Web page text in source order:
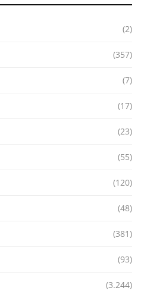
(2)
(357)
(7)
(17)
(23)
(55)
(120)
(48)
(381)
(93)
(3.244)